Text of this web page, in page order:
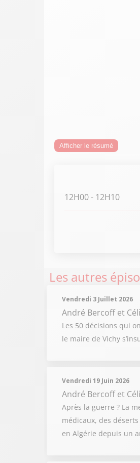
Afficher le résumé
12H00- 12H10
Les autres
Vendredi 3 Juillet 2026
André Bercoff et
Les 50 décisions qui
le maire de Vichy
Vendredi 19 Juin 2026
André Bercoff et
Après la guerre ? La
médicaux, des
en Algérie depuis un